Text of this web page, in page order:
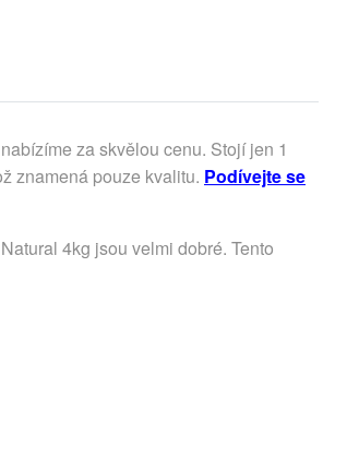
za skvělou cenu. Stojí jen 1
znamená pouze kvalitu. Podívejte se
4kg jsou velmi dobré. Tento